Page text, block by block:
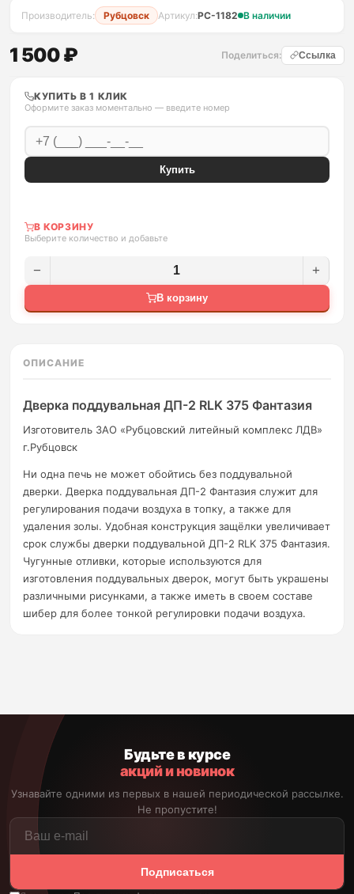
Производитель: Рубцовск Артикул:PC-1182 В наличии
1 500 ₽ Поделиться: Ссылка
КУПИТЬ В 1 КЛИК
Оформите заказ моментально — введите номер
Купить
В КОРЗИНУ
Выберите количество и добавьте
− +
В корзину
ОПИСАНИЕ
Дверка поддувальная ДП-2 RLK 375 Фантазия
Изготовитель ЗАО «Рубцовский литейный комплекс ЛДВ»
г.Рубцовск
Ни одна печь не может обойтись без поддувальной
дверки. Дверка поддувальная ДП-2 Фантазия служит для
регулирования подачи воздуха в топку, а также для
удаления золы. Удобная конструкция защёлки увеличивает
срок службы дверки поддувальной ДП-2 RLK 375 Фантазия.
Чугунные отливки, которые используются для
изготовления поддувальных дверок, могут быть украшены
различными рисунками, а также иметь в своем составе
шибер для более тонкой регулировки подачи воздуха.
Будьте в курсе
акций и новинок
Узнавайте одними из первых в нашей периодической рассылке.
Не пропустите!
Подписаться